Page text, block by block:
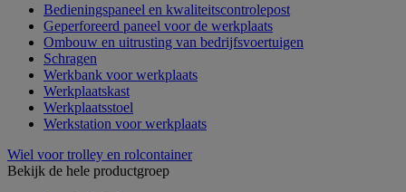
Bedieningspaneel en kwaliteitscontrolepost
Geperforeerd paneel voor de werkplaats
Ombouw en uitrusting van bedrijfsvoertuigen
Schragen
Werkbank voor werkplaats
Werkplaatskast
Werkplaatsstoel
Werkstation voor werkplaats
Wiel voor trolley en rolcontainer
Bekijk de hele productgroep